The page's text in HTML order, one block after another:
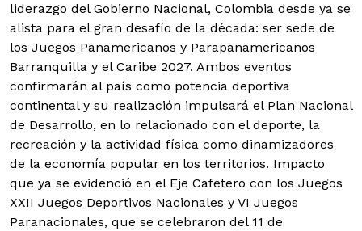
liderazgo del Gobierno Nacional, Colombia desde ya se
alista para el gran desafío de la década: ser sede de
los Juegos Panamericanos y Parapanamericanos
Barranquilla y el Caribe 2027. Ambos eventos
confirmarán al país como potencia deportiva
continental y su realización impulsará el Plan Nacional
de Desarrollo, en lo relacionado con el deporte, la
recreación y la actividad física como dinamizadores
de la economía popular en los territorios. Impacto
que ya se evidenció en el Eje Cafetero con los Juegos
XXII Juegos Deportivos Nacionales y VI Juegos
Paranacionales, que se celebraron del 11 de